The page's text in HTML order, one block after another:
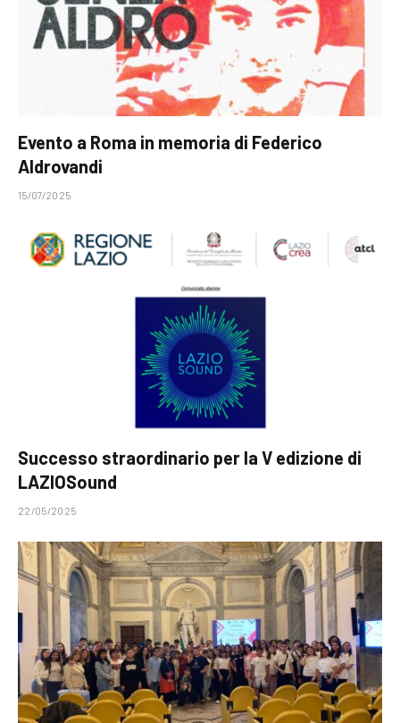
Evento a Roma in memoria di Federico
Aldrovandi
15/07/2025
Successo straordinario per la V edizione di
LAZIOSound
22/05/2025